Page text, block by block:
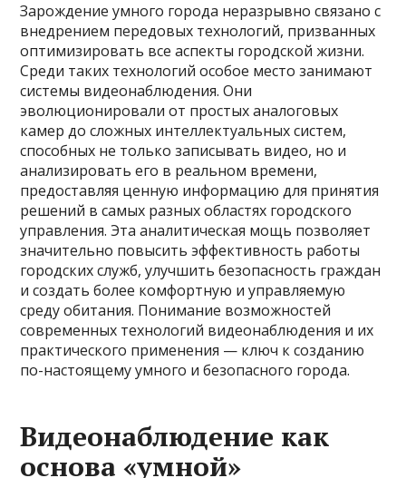
Зарождение умного города неразрывно связано с
внедрением передовых технологий, призванных
оптимизировать все аспекты городской жизни.
Среди таких технологий особое место занимают
системы видеонаблюдения. Они
эволюционировали от простых аналоговых
камер до сложных интеллектуальных систем,
способных не только записывать видео, но и
анализировать его в реальном времени,
предоставляя ценную информацию для принятия
решений в самых разных областях городского
управления. Эта аналитическая мощь позволяет
значительно повысить эффективность работы
городских служб, улучшить безопасность граждан
и создать более комфортную и управляемую
среду обитания. Понимание возможностей
современных технологий видеонаблюдения и их
практического применения — ключ к созданию
по-настоящему умного и безопасного города.
Видеонаблюдение как
основа «умной»